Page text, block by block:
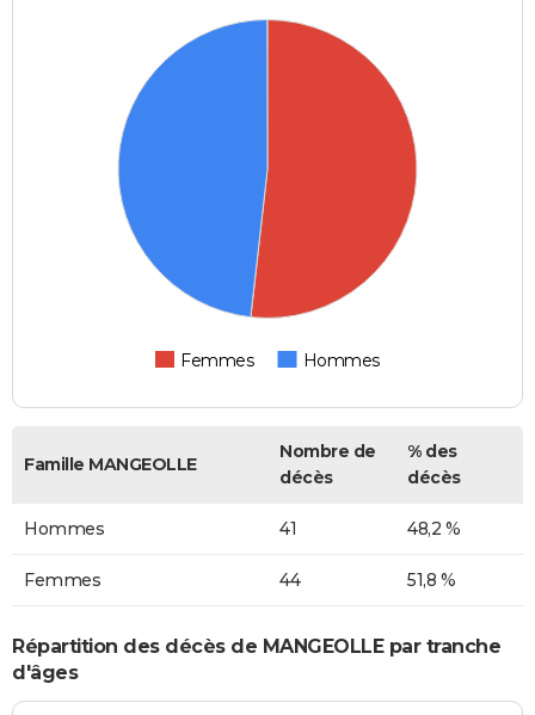
Femmes Hommes
Famille MANGEOLLE
Nombre de
décès
% des
décès
Hommes 41 48,2 %
Femmes 44 51,8 %
Répartition des décès de MANGEOLLE par tranche
d'âges